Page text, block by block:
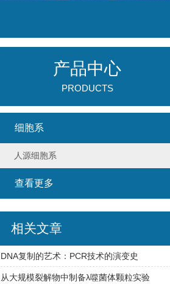
产品中心
PRODUCTS
细胞系
人源细胞系
查看更多
相关文章
DNA复制的艺术：PCR技术的演变史
从大规模裂解物中制备λ噬菌体颗粒实验